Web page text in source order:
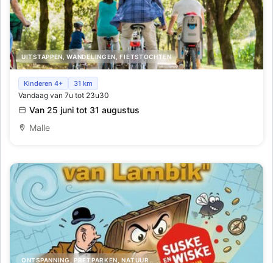
UITSTAPPEN, WANDELINGEN, FIETSTOCHTEN
Fietszoektocht voor gezinnen
Kinderen 4+ 31 km
Vandaag van 7u tot 23u30
Van 25 juni tot 31 augustus
Malle
ONTSPANNING, PRETPARKEN, NATUUR..